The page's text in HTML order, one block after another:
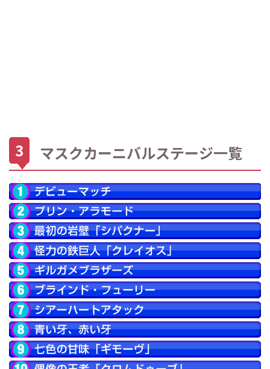
マスクカーニバルステージ一覧